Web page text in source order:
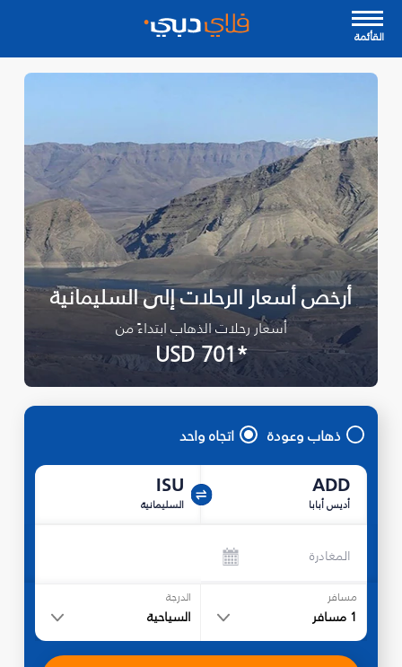
القأئمة
أرخص أسعار الرحلات إلى السليمانية‎
أسعار رحلات الذهاب ابتداءً من
*USD 701
ذهاب وعودة اتجاه واحد
ADD
أديس أبابا
ISU
السليمانية‎
المغادرة
مسافر
1 مسافر
الدرجة
السياحية